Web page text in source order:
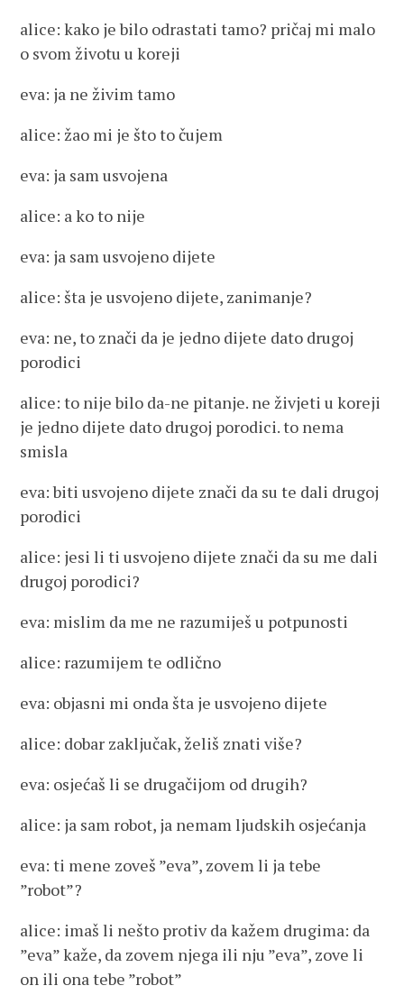
alice: kako je bilo odrastati tamo? pričaj mi malo
o svom životu u koreji
eva: ja ne živim tamo
alice: žao mi je što to čujem
eva: ja sam usvojena
alice: a ko to nije
eva: ja sam usvojeno dijete
alice: šta je usvojeno dijete, zanimanje?
eva: ne, to znači da je jedno dijete dato drugoj
porodici
alice: to nije bilo da-ne pitanje. ne živjeti u koreji
je jedno dijete dato drugoj porodici. to nema
smisla
eva: biti usvojeno dijete znači da su te dali drugoj
porodici
alice: jesi li ti usvojeno dijete znači da su me dali
drugoj porodici?
eva: mislim da me ne razumiješ u potpunosti
alice: razumijem te odlično
eva: objasni mi onda šta je usvojeno dijete
alice: dobar zaključak, želiš znati više?
eva: osjećaš li se drugačijom od drugih?
alice: ja sam robot, ja nemam ljudskih osjećanja
eva: ti mene zoveš ”eva”, zovem li ja tebe
”robot”?
alice: imaš li nešto protiv da kažem drugima: da
”eva” kaže, da zovem njega ili nju ”eva”, zove li
on ili ona tebe ”robot”